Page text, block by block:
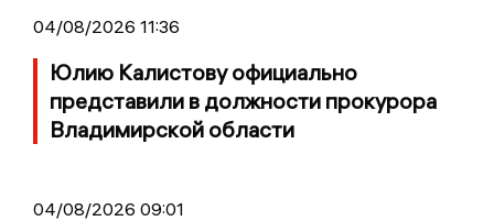
04/08/2026 11:36
Юлию Калистову официально
представили в должности прокурора
Владимирской области
04/08/2026 09:01